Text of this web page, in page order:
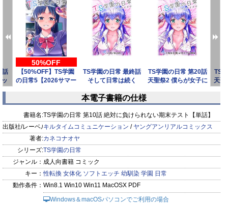
コータは気にしつつも勉強に打ち込もうとするが、ふとしたき
っかけでふたりっきりの部屋で女体化した幼馴染みの以前にも
増して艶っぽい肉体や仕草を前に動揺してしまい……。
話
ッ
50%OFF
【50%OFF】TS学園
の日常5【2026サマー
TS学園の日常 最終話
そして日常は続く
TS学園の日常 第20話
天聖祭2 僕らが女子に
TS
天聖
prev next
本電子書籍の仕様
書籍名:TS学園の日常 第10話 絶対に負けられない期末テスト【単話】
出版社/レーベル:キルタイムコミュニケーション / ヤングアンリアルコミックス
著者:カネコナオヤ
シリーズ:TS学園の日常
ジャンル： 成人向書籍 コミック
キー：性転換 女体化 ソフトエッチ 幼馴染 学園 日常
動作条件： Win8.1 Win10 Win11 MacOSX PDF
Windows＆macOSパソコンでご利用の場合